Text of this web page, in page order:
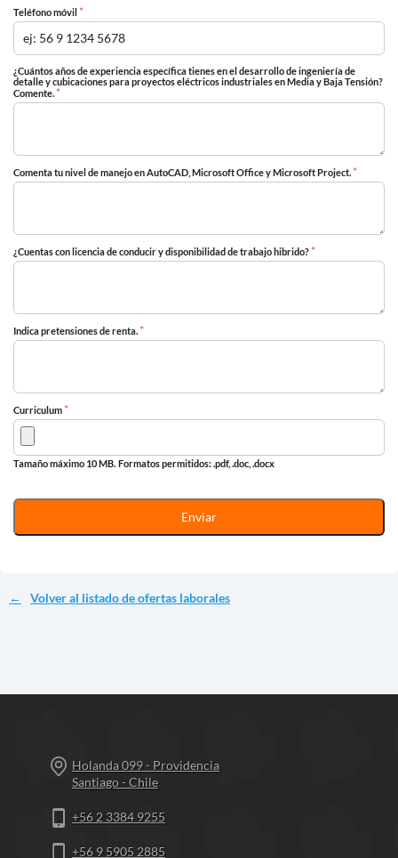
Teléfono móvil *
¿Cuántos años de experiencia específica tienes en el desarrollo de ingeniería de
detalle y cubicaciones para proyectos eléctricos industriales en Media y Baja Tensión?
Comente. *
Comenta tu nivel de manejo en AutoCAD, Microsoft Office y Microsoft Project. *
¿Cuentas con licencia de conducir y disponibilidad de trabajo hibrido? *
Indica pretensiones de renta. *
Curriculum *
Tamaño máximo 10 MB. Formatos permitidos: .pdf, .doc, .docx
Volver al listado de ofertas laborales
Holanda 099 - Providencia
Santiago - Chile
+56 2 3384 9255
+56 9 5905 2885